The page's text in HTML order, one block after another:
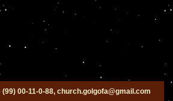
(99) 00-11-0-88, church.golgofa@gmail.com